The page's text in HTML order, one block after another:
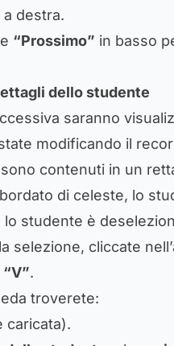
a destra.
“Prossimo” in basso
dello studente
saranno
modificando il
contenuti in un
di celeste, lo
lo studente è
selezione, cliccate
“V”.
troverete:
caricata).